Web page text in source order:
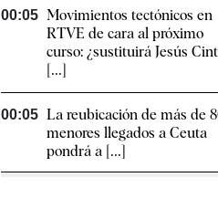
00:05 Movimientos tectónicos en
RTVE de cara al próximo
curso: ¿sustituirá Jesús
[...]
00:05 La reubicación de más de
menores llegados a Ceuta
pondrá a [...]